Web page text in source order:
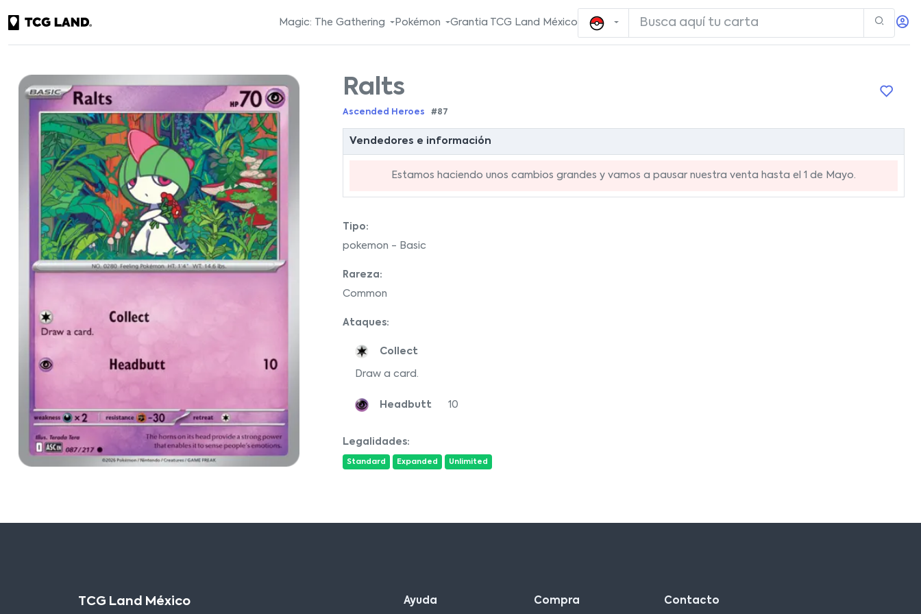
Magic: The Gathering Pokémon Grantia TCG Land México
Ralts
Ascended Heroes #87
Vendedores e información
Estamos haciendo unos cambios grandes y vamos a pausar nuestra venta hasta el 1 de Mayo.
Tipo:
pokemon - Basic
Rareza:
Common
Ataques:
Collect
Draw a card.
Headbutt 10
Legalidades:
Standard Expanded Unlimited
TCG Land México Ayuda Compra Contacto